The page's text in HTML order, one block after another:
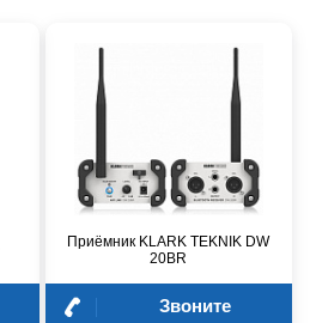
Приёмник KLARK TEKNIK DW
20BR
Звоните